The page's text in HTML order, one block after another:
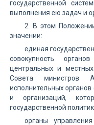
государственной
выполнения ею задач и
2. В этом
значении:
единая
совокупность
центральных и
Совета министров
исполнительных
и организаций,
государственной
органы